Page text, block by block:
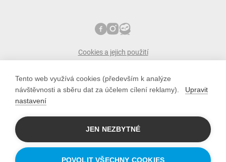
Tento web využívá cookies (především k analýze
návštěvnosti a sběru dat za účelem cílení reklamy).
Upravit
nastavení
JEN NEZBYTNÉ
POVOLIT VŠECHNY COOKIES
Cookies a jejich použití
ScioŠkoly zakládá společnost Scio
scio s.r.o.
IČO: 10779442; DIČ: CZ10779442